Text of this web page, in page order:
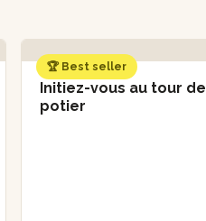
🏆 Best seller
Initiez-vous au tour de
potier